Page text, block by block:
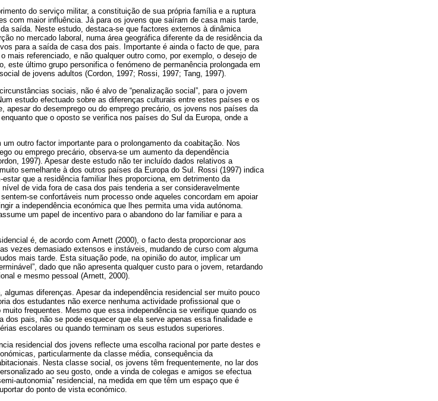
do serviço militar, a constituição de sua própria família e a ruptura
com maior influência. Já para os jovens que saíram de casa mais tarde,
saída. Neste estudo, destaca-se que factores externos à dinâmica
no mercado laboral, numa área geográfica diferente da de residência da
para a saída de casa dos pais. Importante é ainda o facto de que, para
mais referenciado, e não qualquer outro como, por exemplo, o desejo de
este último grupo personifica o fenómeno de permanência prolongada em
de jovens adultos (Cordon, 1997; Rossi, 1997; Tang, 1997).
sociais, não é alvo de “penalização social”, para o jovem
estudo efectuado sobre as diferenças culturais entre estes países e os
apesar do desemprego ou do emprego precário, os jovens nos países da
que o oposto se verifica nos países do Sul da Europa, onde a
outro factor importante para o prolongamento da coabitação. Nos
ou emprego precário, observa-se um aumento da dependência
1997). Apesar deste estudo não ter incluído dados relativos a
semelhante à dos outros países da Europa do Sul. Rossi (1997) indica
que a residência familiar lhes proporciona, em detrimento da
de vida fora de casa dos pais tenderia a ser consideravelmente
se confortáveis num processo onde aqueles concordam em apoiar
a independência económica que lhes permita uma vida autónoma.
um papel de incentivo para o abandono do lar familiar e para a
é, de acordo com Arnett (2000), o facto desta proporcionar aos
vezes demasiado extensos e instáveis, mudando de curso com alguma
mais tarde. Esta situação pode, na opinião do autor, implicar um
dado que não apresenta qualquer custo para o jovem, retardando
e mesmo pessoal (Arnett, 2000).
diferenças. Apesar da independência residencial ser muito pouco
dos estudantes não exerce nenhuma actividade profissional que o
frequentes. Mesmo que essa independência se verifique quando os
pais, não se pode esquecer que ela serve apenas essa finalidade e
escolares ou quando terminam os seus estudos superiores.
residencial dos jovens reflecte uma escolha racional por parte destes e
particularmente da classe média, consequência da
Nesta classe social, os jovens têm frequentemente, no lar dos
ao seu gosto, onde a vinda de colegas e amigos se efectua
autonomia” residencial, na medida em que têm um espaço que é
do ponto de vista económico.